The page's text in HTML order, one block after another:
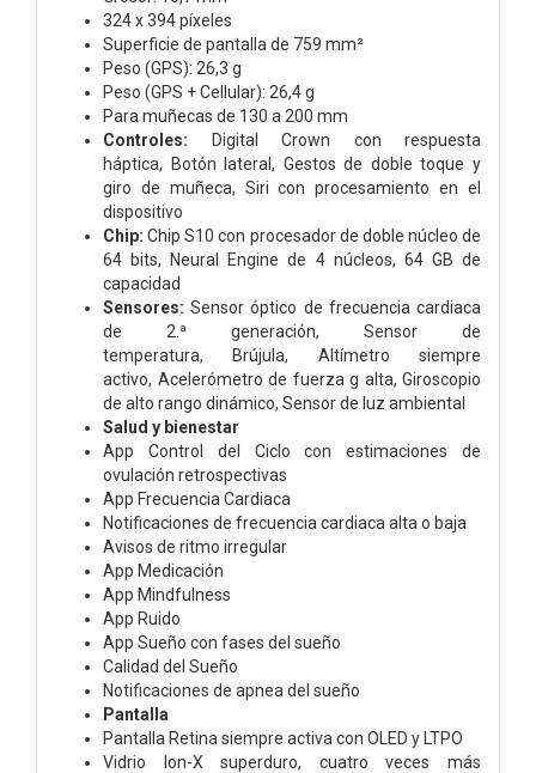
324 x 394 píxeles
Superficie de pantalla de 759 mm²
Peso (GPS): 26,3 g
Peso (GPS + Cellular): 26,4 g
Para muñecas de 130 a 200 mm
Controles:
Digital Crown con respuesta
háptica,
Botón lateral, Gestos de doble toque y
giro de muñeca, Siri con procesamiento en el
dispositivo
Chip: Chip S10 con procesador de doble núcleo de
64 bits,
Neural Engine de 4 núcleos, 64 GB de
capacidad
Sensores:Sensor óptico de frecuencia cardiaca
de 2.ª generación, Sensor de
temperatura,
Brújula, Altímetro siempre
activo, Acelerómetro de fuerza g alta, Giroscopio
de alto rango dinámico, Sensor de luz ambiental
Salud y bienestar
App Control del Ciclo con estimaciones de
ovulación retrospectivas
App Frecuencia Cardiaca
Notificaciones de frecuencia cardiaca alta o baja
Avisos de ritmo irregular
App Medicación
App Mindfulness
App Ruido
App Sueño con fases del sueño
Calidad del Sueño
Notificaciones de apnea del sueño
Pantalla
Pantalla Retina siempre activa con OLED y LTPO
Vidrio Ion-X superduro, cuatro veces más